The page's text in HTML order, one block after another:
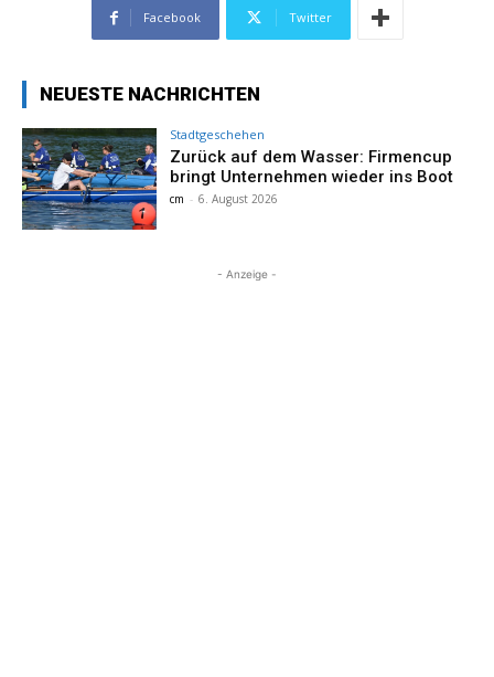
Facebook Twitter
NEUESTE NACHRICHTEN
Stadtgeschehen
Zurück auf dem Wasser: Firmencup
bringt Unternehmen wieder ins Boot
cm - 6. August 2026
- Anzeige -